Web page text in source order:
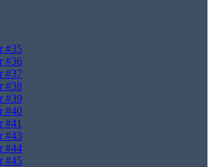
#35
#36
#37
#38
#39
#40
#41
#43
#44
#45